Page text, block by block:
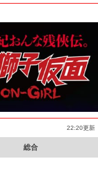
22:20更新
総合